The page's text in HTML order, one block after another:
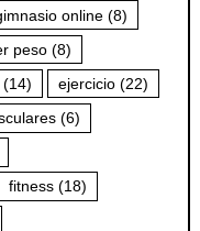
online (8)
peso (8)
(14) ejercicio (22)
(6)
fitness (18)